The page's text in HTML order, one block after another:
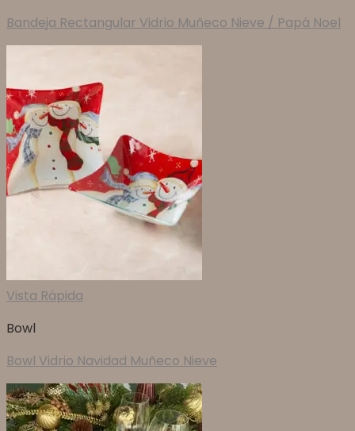
Bandeja Rectangular Vidrio Muñeco Nieve / Papá Noel
Vista Rápida
Bowl
Bowl Vidrio Navidad Muñeco Nieve